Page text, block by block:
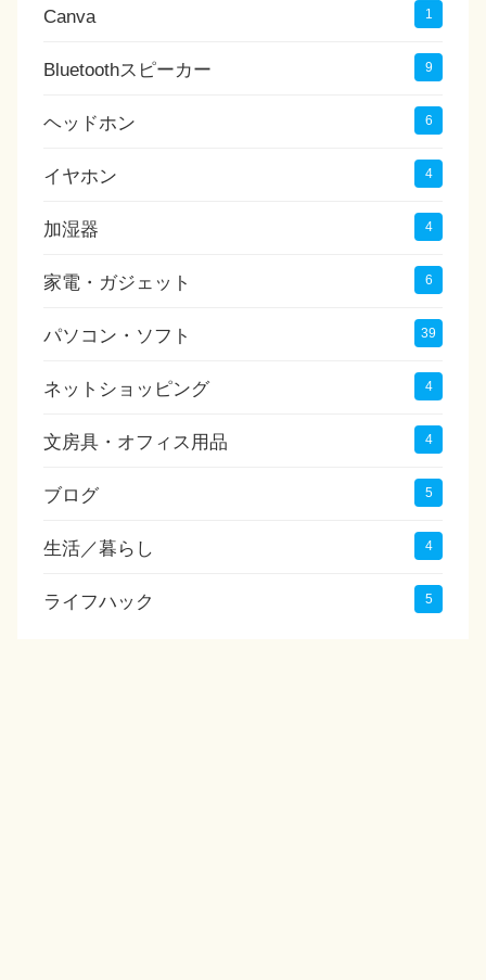
Canva 1
Bluetoothスピーカー 9
ヘッドホン 6
イヤホン 4
加湿器 4
家電・ガジェット 6
パソコン・ソフト 39
ネットショッピング 4
文房具・オフィス用品 4
ブログ 5
生活／暮らし 4
ライフハック 5